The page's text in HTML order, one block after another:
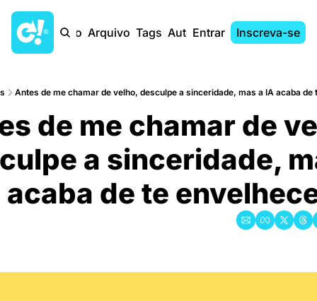
Início Arquivo Tags AutoresEntrar Inscreva-se
Antes de me chamar de velho, desculpe a sinceridade, mas a IA acaba de
de me chamar de
a sinceridade,
acaba de te